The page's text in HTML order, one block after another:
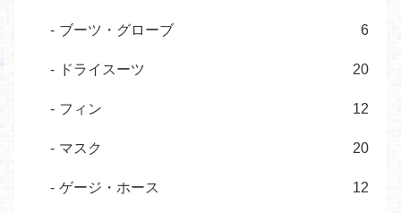
ブーツ・グローブ 6
ドライスーツ 20
フィン 12
マスク 20
ゲージ・ホース 12